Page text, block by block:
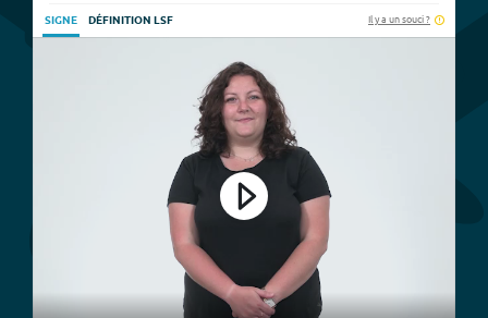
SIGNE DÉFINITION LSF Il y a un souci ?
Play